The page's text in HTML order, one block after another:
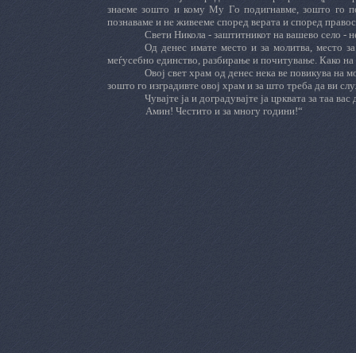
знаеме зошто и кому Му Го подигнавме, зошто го
познаваме и не живееме според верата и според
Свети Никола - заштитникот на вашево село -
Од денес имате место и за молитва, место
меѓусебно единство, разбирање и почитување. Како
Овој свет храм од денес нека ве повикува на
зошто го изградивте овој храм и за што треба да ви
Чувајте ја и доградувајте ја црквата за таа
Амин! Честито и за многу години!“